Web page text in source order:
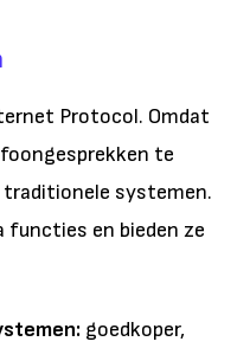
Protocol. Omdat
te
traditionele systemen.
functies en bieden ze
goedkoper,